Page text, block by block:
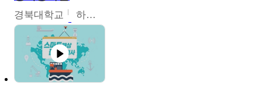
경북대학교 하승완